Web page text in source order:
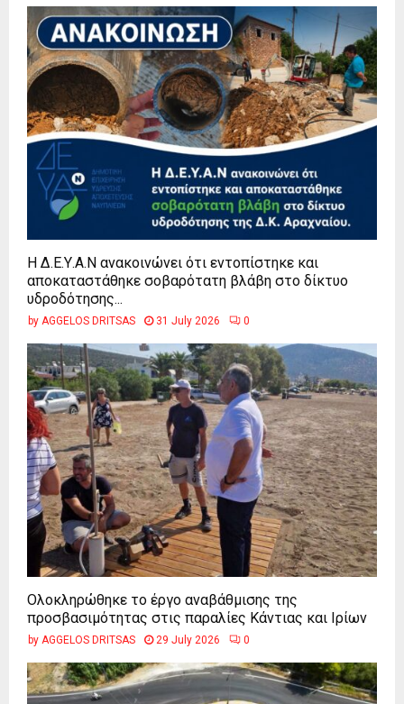
Η Δ.Ε.Υ.Α.Ν ανακοινώνει ότι εντοπίστηκε και
αποκαταστάθηκε σοβαρότατη βλάβη στο δίκτυο
υδροδότησης...
by AGGELOS DRITSAS 31 July 2026 0
Ολοκληρώθηκε το έργο αναβάθμισης της
προσβασιμότητας στις παραλίες Κάντιας και Ιρίων
by AGGELOS DRITSAS 29 July 2026 0